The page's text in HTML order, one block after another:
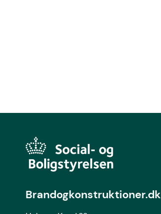
Brandogkonstruktioner.dk